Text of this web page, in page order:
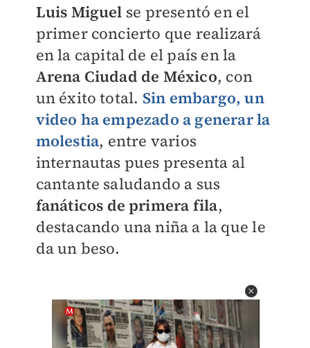
Luis Miguel se presentó en el
primer concierto que realizará
en la capital de el país en la
Arena Ciudad de México, con
un éxito total. Sin embargo, un
video ha empezado a generar la
molestia, entre varios
internautas pues presenta al
cantante saludando a sus
fanáticos de primera fila,
destacando una niña a la que le
da un beso.